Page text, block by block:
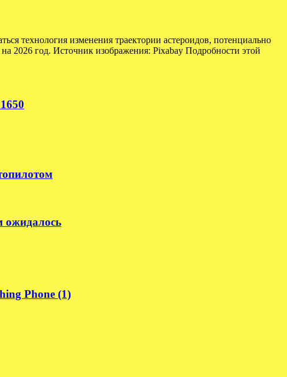
технология изменения траектории астероидов, потенциально
2026 год. Источник изображения: Pixabay Подробности этой
ожидалось
Phone (1)